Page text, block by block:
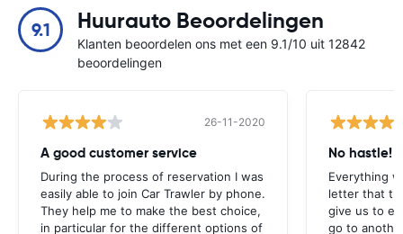
9.1 Huurauto Beoordelingen
Klanten beoordelen ons met een 9.1/10 uit 12842
beoordelingen
26-11-2020
A good customer service
During the process of reservation I was
easily able to join Car Trawler by phone.
They help me to make the best choice,
in particular for the different options of
No hastle!
Everything
letter that
give us to
go to